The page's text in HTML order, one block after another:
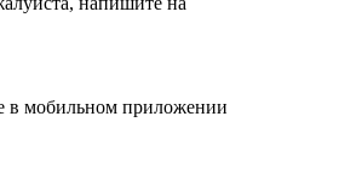
в мобильном приложении